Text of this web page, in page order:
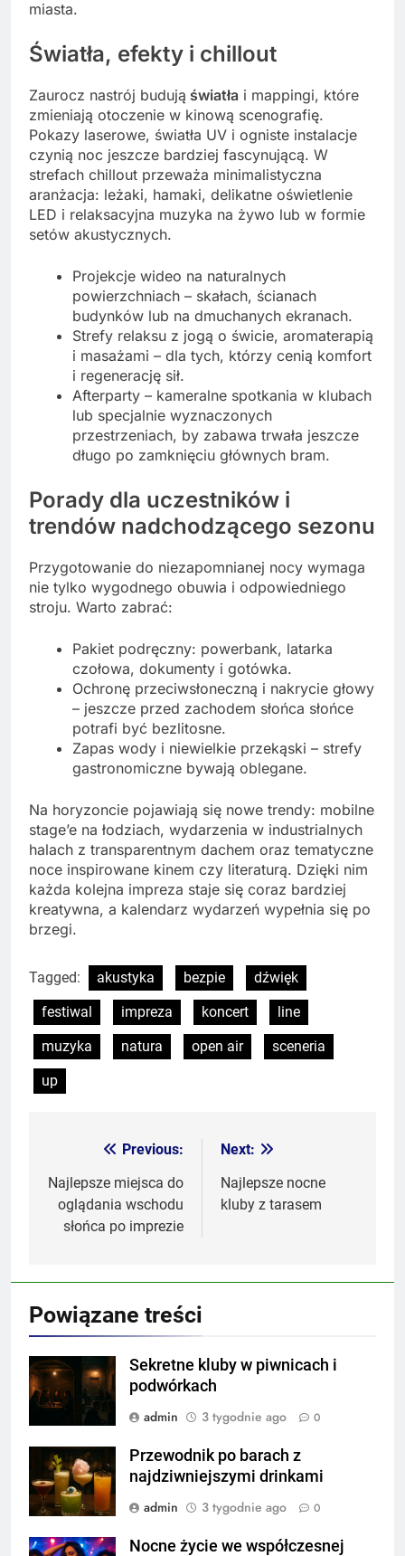
miasta.
Światła, efekty i chillout
Zaurocz nastrój budują światła i mappingi, które
zmieniają otoczenie w kinową scenografię.
Pokazy laserowe, światła UV i ogniste instalacje
czynią noc jeszcze bardziej fascynującą. W
strefach chillout przeważa minimalistyczna
aranżacja: leżaki, hamaki, delikatne oświetlenie
LED i relaksacyjna muzyka na żywo lub w formie
setów akustycznych.
Projekcje wideo na naturalnych
powierzchniach – skałach, ścianach
budynków lub na dmuchanych ekranach.
Strefy relaksu z jogą o świcie, aromaterapią
i masażami – dla tych, którzy cenią komfort
i regenerację sił.
Afterparty – kameralne spotkania w klubach
lub specjalnie wyznaczonych
przestrzeniach, by zabawa trwała jeszcze
długo po zamknięciu głównych bram.
Porady dla uczestników i
trendów nadchodzącego sezonu
Przygotowanie do niezapomnianej nocy wymaga
nie tylko wygodnego obuwia i odpowiedniego
stroju. Warto zabrać:
Pakiet podręczny: powerbank, latarka
czołowa, dokumenty i gotówka.
Ochronę przeciwsłoneczną i nakrycie głowy
– jeszcze przed zachodem słońca słońce
potrafi być bezlitosne.
Zapas wody i niewielkie przekąski – strefy
gastronomiczne bywają oblegane.
Na horyzoncie pojawiają się nowe trendy: mobilne
stage’e na łodziach, wydarzenia w industrialnych
halach z transparentnym dachem oraz tematyczne
noce inspirowane kinem czy literaturą. Dzięki nim
każda kolejna impreza staje się coraz bardziej
kreatywna, a kalendarz wydarzeń wypełnia się po
brzegi.
Tagged: akustyka bezpie
dźwięk
festiwal
impreza koncert
line
muzyka
natura open air
sceneria
up
Nawigacja
wpisu
Previous:
Najlepsze miejsca do
oglądania wschodu
słońca po imprezie
Next:
Najlepsze nocne
kluby z tarasem
Powiązane treści
Sekretne kluby w piwnicach i
podwórkach
admin
3 tygodnie ago 0
Przewodnik po barach z
najdziwniejszymi drinkami
admin
3 tygodnie ago 0
Nocne życie we współczesnej